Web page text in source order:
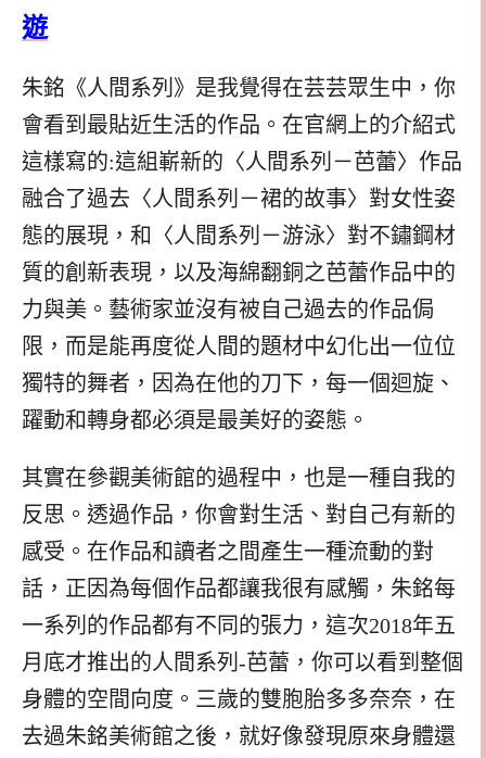
遊
朱銘《人間系列》是我覺得在芸芸眾生中，你
會看到最貼近生活的作品。在官網上的介紹式
這樣寫的:這組嶄新的〈人間系列－芭蕾〉作品
融合了過去〈人間系列－裙的故事〉對女性姿
態的展現，和〈人間系列－游泳〉對不鏽鋼材
質的創新表現，以及海綿翻銅之芭蕾作品中的
力與美。藝術家並沒有被自己過去的作品侷
限，而是能再度從人間的題材中幻化出一位位
獨特的舞者，因為在他的刀下，每一個迴旋、
躍動和轉身都必須是最美好的姿態。
其實在參觀美術館的過程中，也是一種自我的
反思。透過作品，你會對生活、對自己有新的
感受。在作品和讀者之間產生一種流動的對
話，正因為每個作品都讓我很有感觸，朱銘每
一系列的作品都有不同的張力，這次2018年五
月底才推出的人間系列-芭蕾，你可以看到整個
身體的空間向度。三歲的雙胞胎多多奈奈，在
去過朱銘美術館之後，就好像發現原來身體還